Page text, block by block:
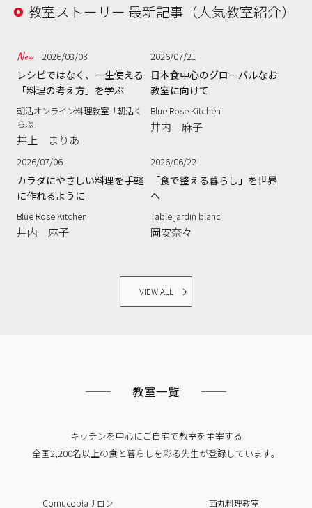
教室ストーリー 最新記事（人気教室紹介）
2026/08/03
レシピではなく、一生使える
「料理の考え方」を学ぶ
朝活オンライン料理教室「朝活く
らぶ」
井上 まりあ
2026/07/21
日本食中心のグローバルなお
教室に向けて
Blue Rose Kitchen
井内 麻子
2026/07/06
カラダにやさしい料理を手軽
に作れるように
Blue Rose Kitchen
井内 麻子
2026/06/22
「食で整える暮らし」を世界
へ
Table jardin blanc
岡安奈々
VIEW ALL
教室一覧
キッチンを中心にご自宅で教室を主宰する
全国2,200名以上の食と暮らしを彩る先生が登録しています。
Cornucopiaサロン 西丸料理教室